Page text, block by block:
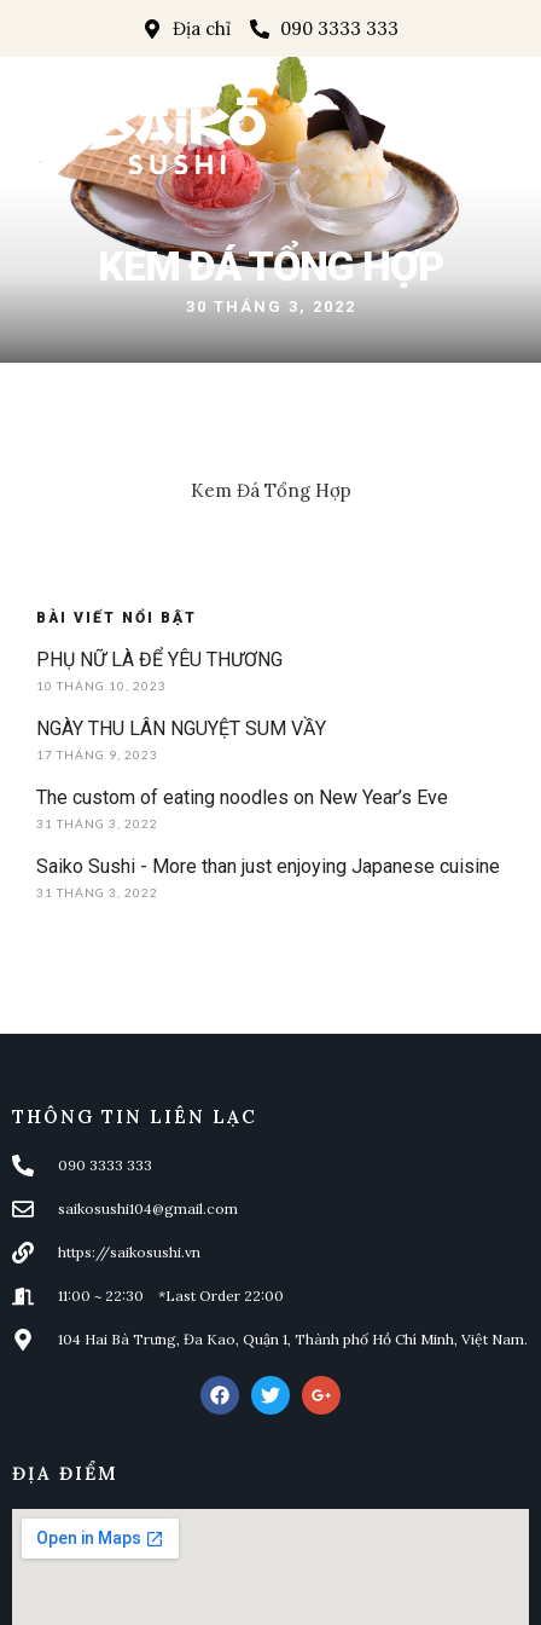
Địa chỉ 090 3333 333
KEM ĐÁ TỔNG HỢP
30 THÁNG 3, 2022
Kem Đá Tổng Hợp
BÀI VIẾT NỔI BẬT
PHỤ NỮ LÀ ĐỂ YÊU THƯƠNG
10 THÁNG 10, 2023
NGÀY THU LÂN NGUYỆT SUM VẦY
17 THÁNG 9, 2023
The custom of eating noodles on New Year’s Eve
31 THÁNG 3, 2022
Saiko Sushi - More than just enjoying Japanese cuisine
31 THÁNG 3, 2022
THÔNG TIN LIÊN LẠC
090 3333 333
saikosushi104@gmail.com
https://saikosushi.vn
11:00 ~ 22:30 *Last Order 22:00
104 Hai Bà Trưng, Đa Kao, Quận 1, Thành phố Hồ Chí Minh, Việt Nam.
ĐỊA ĐIỂM